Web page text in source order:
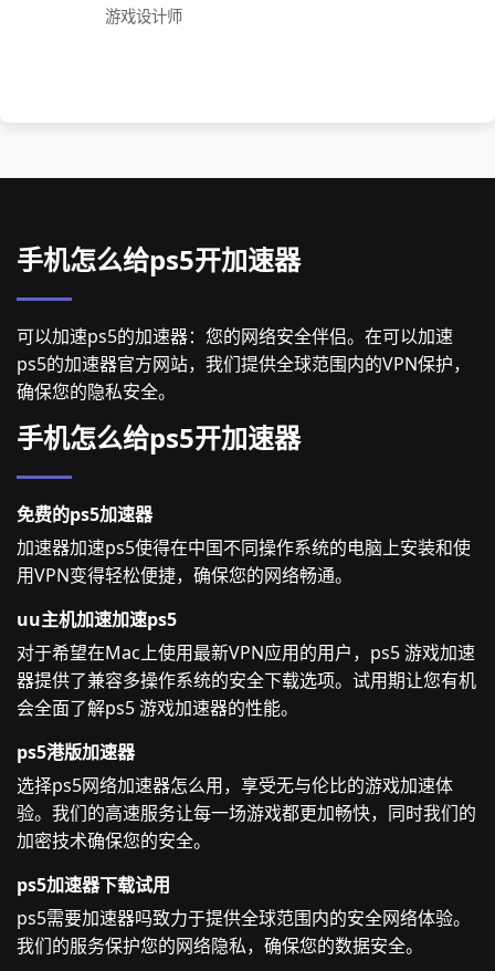
游戏设计师
手机怎么给ps5开加速器
可以加速ps5的加速器：您的网络安全伴侣。在可以加速
ps5的加速器官方网站，我们提供全球范围内的VPN保护，
确保您的隐私安全。
手机怎么给ps5开加速器
免费的ps5加速器
加速器加速ps5使得在中国不同操作系统的电脑上安装和使
用VPN变得轻松便捷，确保您的网络畅通。
uu主机加速加速ps5
对于希望在Mac上使用最新VPN应用的用户，ps5 游戏加速
器提供了兼容多操作系统的安全下载选项。试用期让您有机
会全面了解ps5 游戏加速器的性能。
ps5港版加速器
选择ps5网络加速器怎么用，享受无与伦比的游戏加速体
验。我们的高速服务让每一场游戏都更加畅快，同时我们的
加密技术确保您的安全。
ps5加速器下载试用
ps5需要加速器吗致力于提供全球范围内的安全网络体验。
我们的服务保护您的网络隐私，确保您的数据安全。